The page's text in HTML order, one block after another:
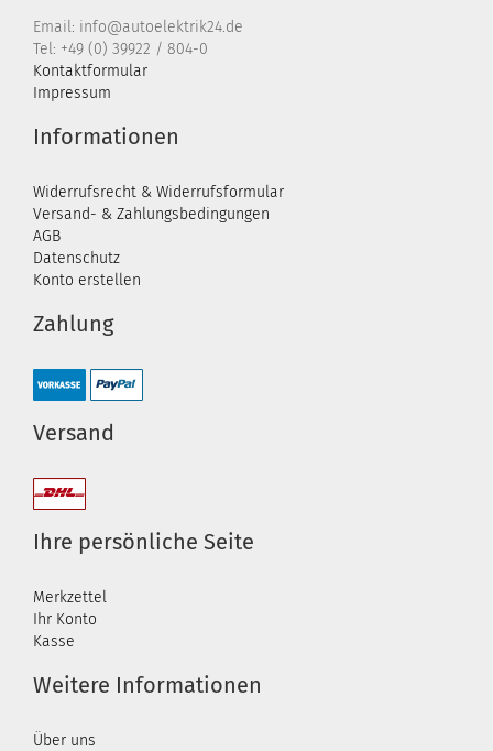
Email: info@autoelektrik24.de
Tel: +49 (0) 39922 / 804-0
Kontaktformular
Impressum
Informationen
Widerrufsrecht & Widerrufsformular
Versand- & Zahlungsbedingungen
AGB
Datenschutz
Konto erstellen
Zahlung
Versand
Ihre persönliche Seite
Merkzettel
Ihr Konto
Kasse
Weitere Informationen
Über uns